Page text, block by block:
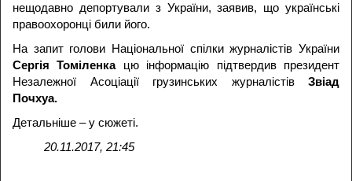
нещодавно депортували з України, заявив, що українські
правоохоронці били його.
На запит голови Національної спілки журналістів України
Сергія Томіленкацю інформацію підтвердив президент
Незалежної Асоціації грузинських журналістів Звіад
Почхуа.
Детальніше – у сюжеті.
20.11.2017, 21:45